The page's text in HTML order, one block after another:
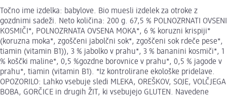
Točno ime izdelka: babylove. Bio muesli izdelek za otroke z
gozdnimi sadeži. Neto količina: 200 g. 67,5 % POLNOZRNATI OVSENI
KOSMIČI*, POLNOZRNATA OVSENA MOKA*, 6 % koruzni krispiji*
(koruzna moka*, zgoščeni jabolčni sok*, zgoščeni sok rdeče pese*,
tiamin (vitamin B1)), 3 % jabolko v prahu*, 3 % bananini kosmiči*, 1
% koščki maline*, 0,5 %gozdne borovnice v prahu*, 0,5 % jagode v
prahu*, tiamin (vitamin B1). *Iz kontrolirane ekološke pridelave.
OPOZORILO: Lahko vsebuje sledi MLEKA, OREŠKOV, SOJE, VOLČJEGA
BOBA, GORČICE in drugih ŽIT, ki vsebujejo GLUTEN. Navedene